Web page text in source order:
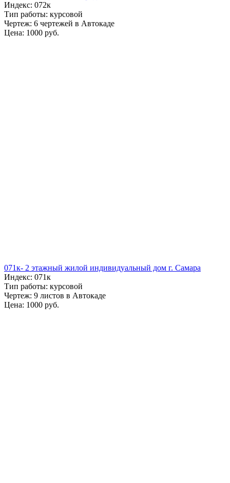
Индекс: 072к
Тип работы: курсовой
Чертеж: 6 чертежей в Автокаде
Цена: 1000 руб.
071к- 2 этажный жилой индивидуальный дом г. Самара
Индекс: 071к
Тип работы: курсовой
Чертеж: 9 листов в Автокаде
Цена: 1000 руб.